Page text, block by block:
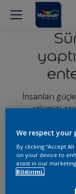
İnsanları
etkimizi
yenilikler
We respect your
By clicking “Accept
on your device to
assist in our
Bildirimi.